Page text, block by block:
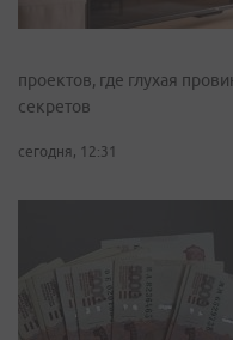
проектов, где глухая
секретов
сегодня, 12:31